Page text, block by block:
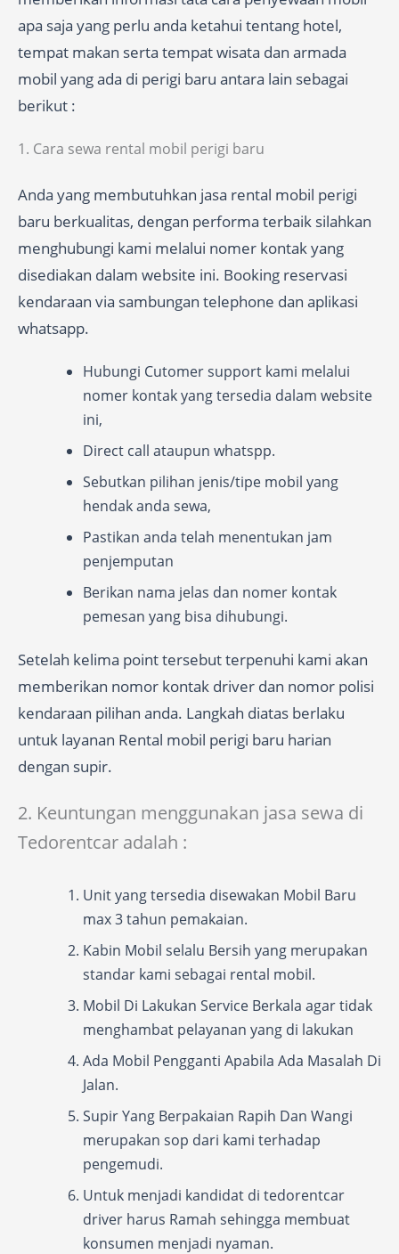
apa saja yang perlu anda ketahui tentang hotel,
tempat makan serta tempat wisata dan armada
mobil yang ada di perigi baru antara lain sebagai
berikut :
1. Cara sewa rental mobil perigi baru
Anda yang membutuhkan jasa rental mobil perigi
baru berkualitas, dengan performa terbaik silahkan
menghubungi kami melalui nomer kontak yang
disediakan dalam website ini. Booking reservasi
kendaraan via sambungan telephone dan aplikasi
whatsapp.
Hubungi Cutomer support kami melalui
nomer kontak yang tersedia dalam website
ini,
Direct call ataupun whatspp.
Sebutkan pilihan jenis/tipe mobil yang
hendak anda sewa,
Pastikan anda telah menentukan jam
penjemputan
Berikan nama jelas dan nomer kontak
pemesan yang bisa dihubungi.
Setelah kelima point tersebut terpenuhi kami akan
memberikan nomor kontak driver dan nomor polisi
kendaraan pilihan anda. Langkah diatas berlaku
untuk layanan Rental mobil perigi baru harian
dengan supir.
2. Keuntungan menggunakan jasa sewa di
Tedorentcar adalah :
Unit yang tersedia disewakan Mobil Baru
max 3 tahun pemakaian.
Kabin Mobil selalu Bersih yang merupakan
standar kami sebagai rental mobil.
Mobil Di Lakukan Service Berkala agar tidak
menghambat pelayanan yang di lakukan
Ada Mobil Pengganti Apabila Ada Masalah Di
Jalan.
Supir Yang Berpakaian Rapih Dan Wangi
merupakan sop dari kami terhadap
pengemudi.
Untuk menjadi kandidat di tedorentcar
driver harus Ramah sehingga membuat
konsumen menjadi nyaman.